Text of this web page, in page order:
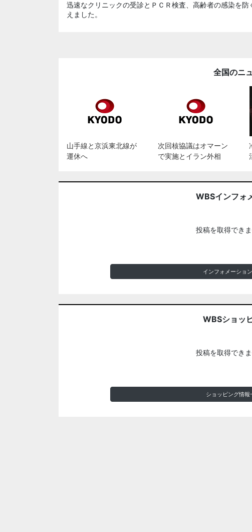
迅速なクリニックの受診とＰＣＲ検査、高齢者の感染を
えました。
全国のニ
山手線と京浜東北線が
運休へ
次回核協議はオマーン
で実施とイラン外相
WBSインフォ
投稿を取得でき
インフォメーショ
WBSショッ
投稿を取得でき
ショッピング情報